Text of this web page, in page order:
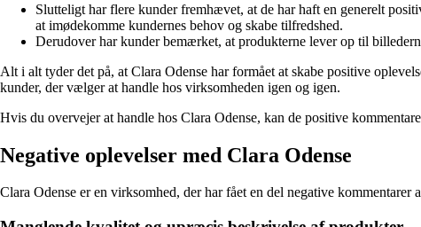
Slutteligt har flere kunder fremhævet, at de har haft en generelt
at imødekomme kundernes behov og skabe tilfredshed.
Derudover har kunder bemærket, at produkterne lever op til
Alt i alt tyder det på, at Clara Odense har formået at skabe positive
kunder, der vælger at handle hos virksomheden igen og igen.
Hvis du overvejer at handle hos Clara Odense, kan de positive
Negative oplevelser med Clara Odense
Clara Odense er en virksomhed, der har fået en del negative